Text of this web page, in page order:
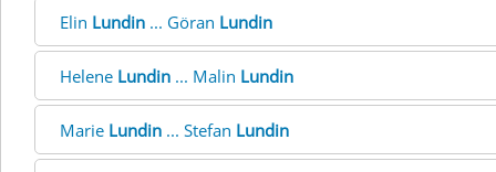
Elin Lundin ... Göran Lundin
Helene Lundin ... Malin Lundin
Marie Lundin ... Stefan Lundin